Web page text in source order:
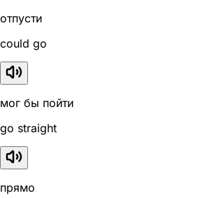
отпусти
could go
мог бы пойти
go straight
прямо